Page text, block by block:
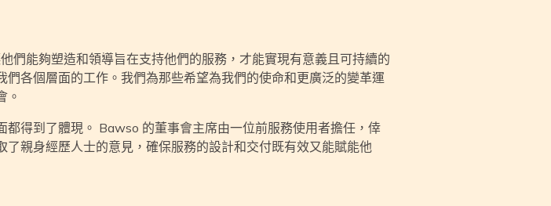
們能夠塑造和領導旨在支持他們的服務，才能實現有意義且可持續的
各個層面的工作。我們為那些希望為我們的使命和更廣泛的變革運
。
得到了體現。 Bawso 的董事會主席由一位前服務使用者擔任，倖
親身經歷人士的意見，確保服務的設計和交付既有效又能賦能他